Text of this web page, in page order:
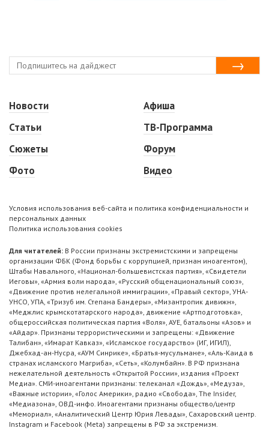
Новости
Статьи
Сюжеты
Фото
Афиша
ТВ-Программа
Форум
Видео
Условия использования веб-сайта и политика конфиденциальности и
персональных данных
Политика использования cookies
Для читателей: В России признаны экстремистскими и запрещены
организации ФБК (Фонд борьбы с коррупцией, признан иноагентом),
Штабы Навального, «Национал-большевистская партия», «Свидетели
Иеговы», «Армия воли народа», «Русский общенациональный союз»,
«Движение против нелегальной иммиграции», «Правый сектор», УНА-
УНСО, УПА, «Тризуб им. Степана Бандеры», «Мизантропик дивижн»,
«Меджлис крымскотатарского народа», движение «Артподготовка»,
общероссийская политическая партия «Воля», АУЕ, батальоны «Азов» и
«Айдар». Признаны террористическими и запрещены: «Движение
Талибан», «Имарат Кавказ», «Исламское государство» (ИГ, ИГИЛ),
Джебхад-ан-Нусра, «АУМ Синрике», «Братья-мусульмане», «Аль-Каида в
странах исламского Магриба», «Сеть», «Колумбайн». В РФ признана
нежелательной деятельность «Открытой России», издания «Проект
Медиа». СМИ-иноагентами признаны: телеканал «Дождь», «Медуза»,
«Важные истории», «Голос Америки», радио «Свобода», The Insider,
«Медиазона», ОВД-инфо. Иноагентами признаны общество/центр
«Мемориал», «Аналитический Центр Юрия Левады», Сахаровский центр.
Instagram и Facebook (Metа) запрещены в РФ за экстремизм.